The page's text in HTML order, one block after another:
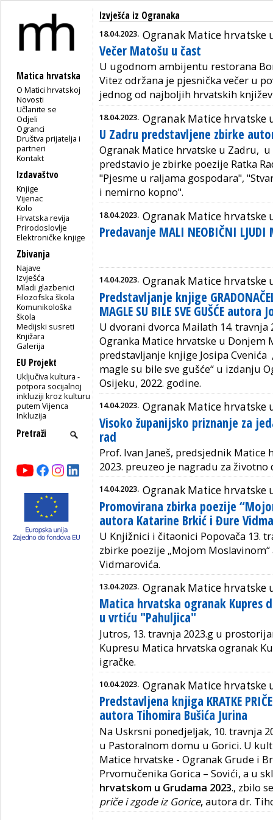
Matica hrvatska
O Matici hrvatskoj
Novosti
Učlanite se
Odjeli
Ogranci
Društva prijatelja i
partneri
Kontakt
Izdavaštvo
Knjige
Vijenac
Kolo
Hrvatska revija
Prirodoslovlje
Elektroničke knjige
Zbivanja
Najave
Izvješća
Mladi glazbenici
Filozofska škola
Komunikološka
škola
Medijski susreti
Knjižara
Galerija
EU Projekt
Uključiva kultura -
potpora socijalnoj
inkluziji kroz kulturu
putem Vijenca
Inkluzija
Izvješća iz Ogranaka
18.04.2023. Ogranak Matice hrvatske
Večer Matošu u čast
U ugodnom ambijentu restorana
Vitez održana je pjesnička večer u
jednog od najboljih hrvatskih
18.04.2023. Ogranak Matice hrvatske
U Zadru predstavljene zbirke
Ogranak Matice hrvatske u Zadru,
predstavio je zbirke poezije Ratka
"Pjesme u raljama gospodara",
i nemirno kopno".
18.04.2023. Ogranak Matice hrvatske
Predavanje MALI NEOBIČNI LJUDI
14.04.2023. Ogranak Matice hrvatske
Predstavljanje knjige
MAGLE SU BILE SVE GUŠĆE autora
U dvorani dvorca Mailath 14.
Ogranka Matice hrvatske u Donjem
predstavljanje knjige Josipa
magle su bile sve gušće“ u izdanju
Osijeku, 2022. godine.
14.04.2023. Ogranak Matice hrvatske
Visoko županijsko priznanje za
rad
Prof. Ivan Janeš, predsjednik Matice
2023. preuzeo je nagradu za životno
14.04.2023. Ogranak Matice hrvatske
Promovirana zbirka poezije
autora Katarine Brkić i Đure
U Knjižnici i čitaonici Popovača 13.
zbirke poezije „Mojom
Vidmarovića.
13.04.2023. Ogranak Matice hrvatske
Matica hrvatska ogranak Kupres
u vrtiću "Pahuljica"
Jutros, 13. travnja 2023.g u
Kupresu Matica hrvatska ogranak
igračke.
10.04.2023. Ogranak Matice hrvatske
Predstavljena knjiga KRATKE
autora Tihomira Bušića Jurina
Na Uskrsni ponedjeljak, 10. travnja
u Pastoralnom domu u Gorici. U
Matice hrvatske - Ogranak Grude i
Prvomučenika Gorica – Sovići, a u
hrvatskom u Grudama 2023., zbilo
priče i zgode iz Gorice,autora dr.